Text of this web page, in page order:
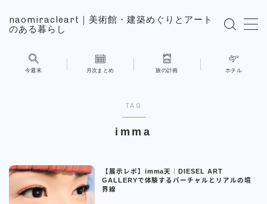
naomiracleart｜美術館・建築めぐりとアート
のある暮らし
NAOMIの日常
今週末 月次まとめ 旅の計画 ホテル
TAG
imma
【展示レポ】imma天｜DIESEL ART
GALLERYで体験するバーチャルとリアルの境
界線